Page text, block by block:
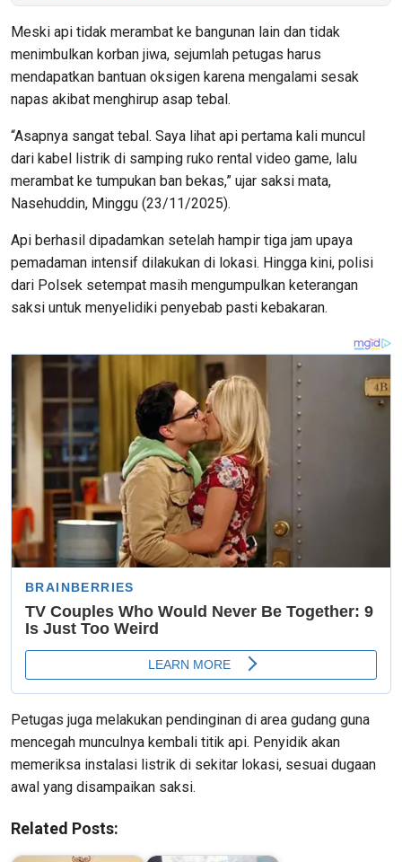
Meski api tidak merambat ke bangunan lain dan tidak
menimbulkan korban jiwa, sejumlah petugas harus
mendapatkan bantuan oksigen karena mengalami sesak
napas akibat menghirup asap tebal.
“Asapnya sangat tebal. Saya lihat api pertama kali muncul
dari kabel listrik di samping ruko rental video game, lalu
merambat ke tumpukan ban bekas,” ujar saksi mata,
Nasehuddin, Minggu (23/11/2025).
Api berhasil dipadamkan setelah hampir tiga jam upaya
pemadaman intensif dilakukan di lokasi. Hingga kini, polisi
dari Polsek setempat masih mengumpulkan keterangan
saksi untuk menyelidiki penyebab pasti kebakaran.
Petugas juga melakukan pendinginan di area gudang guna
mencegah munculnya kembali titik api. Penyidik akan
memeriksa instalasi listrik di sekitar lokasi, sesuai dugaan
awal yang disampaikan saksi.
Related Posts: